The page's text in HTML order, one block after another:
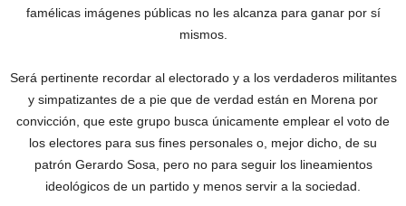
famélicas imágenes públicas no les alcanza para ganar por sí
mismos.
Será pertinente recordar al electorado y a los verdaderos militantes
y simpatizantes de a pie que de verdad están en Morena por
convicción, que este grupo busca únicamente emplear el voto de
los electores para sus fines personales o, mejor dicho, de su
patrón Gerardo Sosa, pero no para seguir los lineamientos
ideológicos de un partido y menos servir a la sociedad.